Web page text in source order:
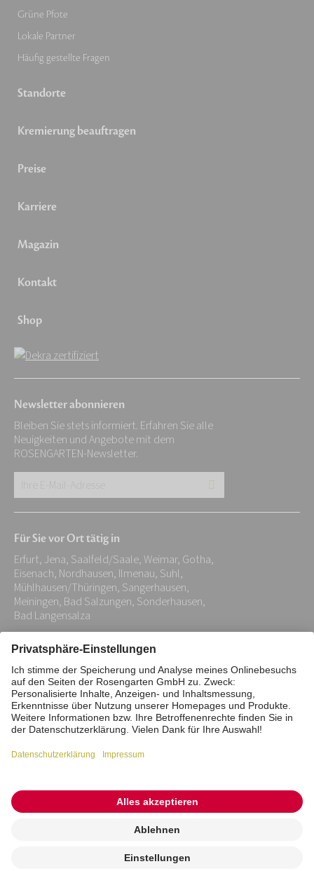
Grüne Pfote
Lokale Partner
Häufig gestellte Fragen
Standorte
Kremierung beauftragen
Preise
Karriere
Magazin
Kontakt
Shop
Newsletter abonnieren
Bleiben Sie stets informiert. Erfahren Sie alle
Neuigkeiten und Angebote mit dem
ROSENGARTEN-Newsletter.
E-
Adresse:
*
Für Sie vor Ort tätig in
Erfurt, Jena, Saalfeld/Saale, Weimar, Gotha,
Eisenach, Nordhausen, Ilmenau, Suhl,
Mühlhausen/Thüringen, Sangerhausen,
Meiningen, Bad Salzungen, Sonderhausen,
Bad Langensalza
Impressum Datenschutz
Stiftung
Interne Meldestelle
Zahlungsmittel
Barrierefreiheitserklärung
Vertrag widerrufen
© 2026 ROSENGARTEN-Tierbestattung